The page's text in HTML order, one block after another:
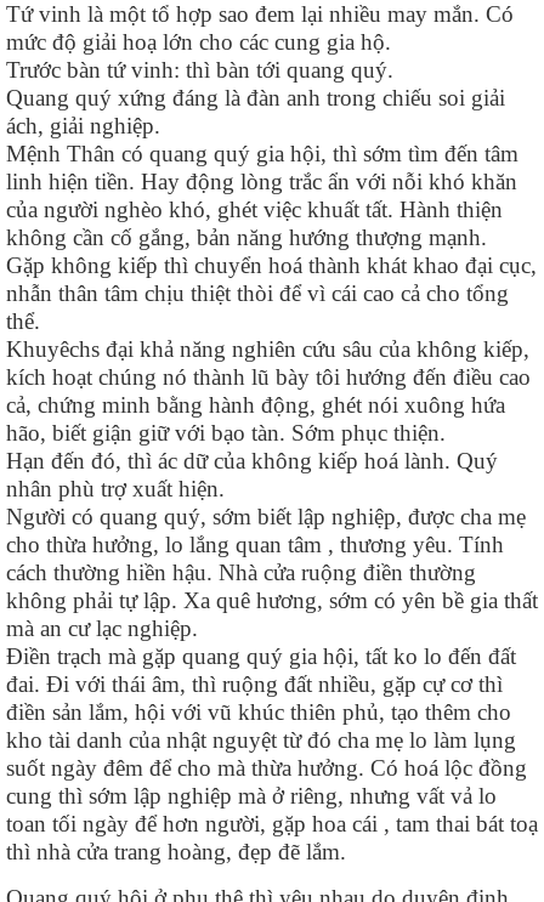
Tứ vinh là một tổ hợp sao đem lại nhiều may mắn. Có
mức độ giải hoạ lớn cho các cung gia hộ.
Trước bàn tứ vinh: thì bàn tới quang quý.
Quang quý xứng đáng là đàn anh trong chiếu soi giải
ách, giải nghiệp.
Mệnh Thân có quang quý gia hội, thì sớm tìm đến tâm
linh hiện tiền. Hay động lòng trắc ẩn với nỗi khó khăn
của người nghèo khó, ghét việc khuất tất. Hành thiện
không cần cố gắng, bản năng hướng thượng mạnh.
Gặp không kiếp thì chuyển hoá thành khát khao đại cục,
nhẫn thân tâm chịu thiệt thòi để vì cái cao cả cho tổng
thể.
Khuyêchs đại khả năng nghiên cứu sâu của không kiếp,
kích hoạt chúng nó thành lũ bày tôi hướng đến điều cao
cả, chứng minh bằng hành động, ghét nói xuông hứa
hão, biết giận giữ với bạo tàn. Sớm phục thiện.
Hạn đến đó, thì ác dữ của không kiếp hoá lành. Quý
nhân phù trợ xuất hiện.
Người có quang quý, sớm biết lập nghiệp, được cha mẹ
cho thừa hưởng, lo lắng quan tâm , thương yêu. Tính
cách thường hiền hậu. Nhà cửa ruộng điền thường
không phải tự lập. Xa quê hương, sớm có yên bề gia thất
mà an cư lạc nghiệp.
Điền trạch mà gặp quang quý gia hội, tất ko lo đến đất
đai. Đi với thái âm, thì ruộng đất nhiều, gặp cự cơ thì
điền sản lắm, hội với vũ khúc thiên phủ, tạo thêm cho
kho tài danh của nhật nguyệt từ đó cha mẹ lo làm lụng
suốt ngày đêm để cho mà thừa hưởng. Có hoá lộc đồng
cung thì sớm lập nghiệp mà ở riêng, nhưng vất vả lo
toan tối ngày để hơn người, gặp hoa cái , tam thai bát toạ
thì nhà cửa trang hoàng, đẹp đẽ lắm.